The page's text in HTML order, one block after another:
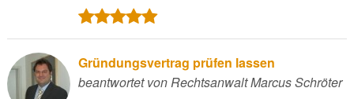
Gründungsvertrag prüfen lassen
beantwortet von Rechtsanwalt Marcus Schröter